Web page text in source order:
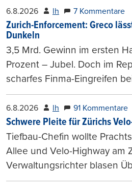
6.8.2026 lh 7 Kommentare
Zurich-Enforcement: Greco
Dunkeln
3,5 Mrd. Gewinn im ersten
Prozent – Jubel. Doch im
scharfes Finma-Eingreifen
6.8.2026 lh 91 Kommentare
Schwere Pleite für Zürichs
Tiefbau-Chefin wollte
Allee und Velo-Highway am
Verwaltungsrichter blasen